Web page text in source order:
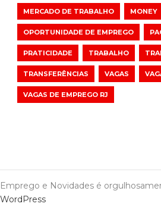
MERCADO DE TRABALHO MONEY
OPORTUNIDADE DE EMPREGO
PRATICIDADE TRABALHO
TRANSFERÊNCIAS VAGAS
VAGAS DE EMPREGO RJ
Emprego e Novidades é
WordPress